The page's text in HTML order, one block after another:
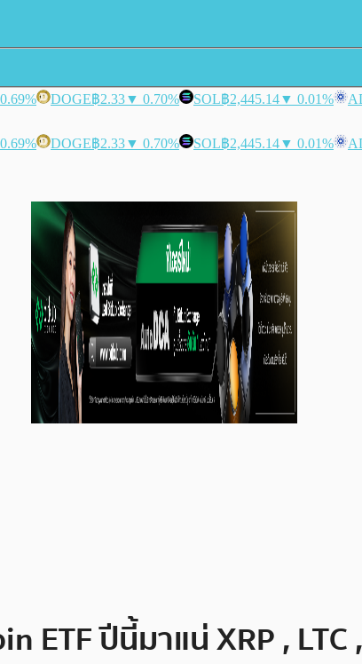
DOGE฿2.33▼ 0.70% SOL฿2,445.14▼ 0.01%
DOGE฿2.33▼ 0.70% SOL฿2,445.14▼ 0.01%
ETF ปีนี้มาแน่ XRP ,